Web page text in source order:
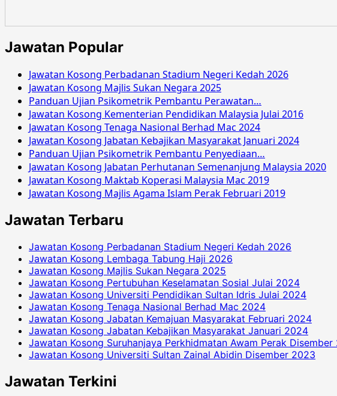
Jawatan Popular
Jawatan Kosong Perbadanan Stadium Negeri Kedah 2026
Jawatan Kosong Majlis Sukan Negara 2025
Panduan Ujian Psikometrik Pembantu Perawatan…
Jawatan Kosong Kementerian Pendidikan Malaysia Julai 2016
Jawatan Kosong Tenaga Nasional Berhad Mac 2024
Jawatan Kosong Jabatan Kebajikan Masyarakat Januari 2024
Panduan Ujian Psikometrik Pembantu Penyediaan…
Jawatan Kosong Jabatan Perhutanan Semenanjung Malaysia 2020
Jawatan Kosong Maktab Koperasi Malaysia Mac 2019
Jawatan Kosong Majlis Agama Islam Perak Februari 2019
Jawatan Terbaru
Jawatan Kosong Perbadanan Stadium Negeri Kedah 2026
Jawatan Kosong Lembaga Tabung Haji 2026
Jawatan Kosong Majlis Sukan Negara 2025
Jawatan Kosong Pertubuhan Keselamatan Sosial Julai 2024
Jawatan Kosong Universiti Pendidikan Sultan Idris Julai 2024
Jawatan Kosong Tenaga Nasional Berhad Mac 2024
Jawatan Kosong Jabatan Kemajuan Masyarakat Februari 2024
Jawatan Kosong Jabatan Kebajikan Masyarakat Januari 2024
Jawatan Kosong Suruhanjaya Perkhidmatan Awam Perak Disember
Jawatan Kosong Universiti Sultan Zainal Abidin Disember 2023
Jawatan Terkini